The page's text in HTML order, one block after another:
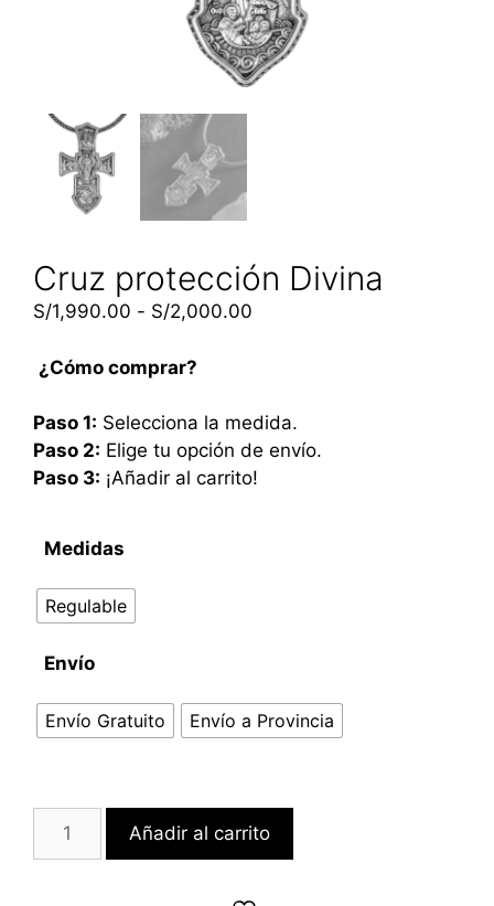
Cruz protección Divina
S/1,990.00 - S/2,000.00
¿Cómo comprar?
Paso 1: Selecciona la medida.
Paso 2: Elige tu opción de envío.
Paso 3: ¡Añadir al carrito!
Medidas
Regulable
Envío
Envío Gratuito Envío a Provincia
Añadir al carrito